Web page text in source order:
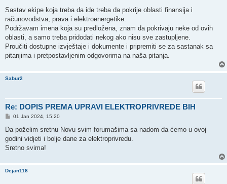
s
Sastav ekipe koja treba da ide treba da pokrije oblasti finansija i
računovodstva, prava i elektroenergetike.
Podržavam imena koja su predložena, znam da pokrivaju neke od ovih
oblasti, a samo treba pridodati nekog ako nisu sve zastupljene.
Proučiti dostupne izvještaje i dokumente i pripremiti se za sastanak sa
pitanjima i pretpostavljenim odgovorima na naša pitanja.
Sabur2
Re: DOPIS PREMA UPRAVI ELEKTROPRIVREDE BIH
P
s
01 Jan 2024, 15:20
Da poželim sretnu Novu svim forumašima sa nadom da ćemo u ovoj
godini vidjeti i bolje dane za elektroprivredu.
Sretno svima!
Dejan118